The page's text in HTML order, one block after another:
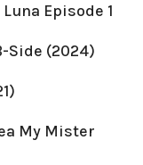
Episode 1
Side (2024)
My Mister